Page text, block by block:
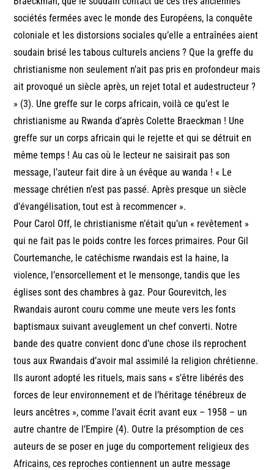
sociétés fermées avec le monde des Européens, la conquête
coloniale et les distorsions sociales qu’elle a entraînées aient
soudain brisé les tabous culturels anciens ? Que la greffe du
christianisme non seulement n’ait pas pris en profondeur mais
ait provoqué un siècle après, un rejet total et audestructeur ?
» (3). Une greffe sur le corps africain, voilà ce qu’est le
christianisme au Rwanda d’après Colette Braeckman ! Une
greffe sur un corps africain qui le rejette et qui se détruit en
même temps ! Au cas où le lecteur ne saisirait pas son
message, l’auteur fait dire à un évêque au wanda ! « Le
message chrétien n’est pas passé. Après presque un siècle
d’évangélisation, tout est à recommencer ».
Pour Carol Off, le christianisme n’était qu’un « revêtement »
qui ne fait pas le poids contre les forces primaires. Pour Gil
Courtemanche, le catéchisme rwandais est la haine, la
violence, l’ensorcellement et le mensonge, tandis que les
églises sont des chambres à gaz. Pour Gourevitch, les
Rwandais auront couru comme une meute vers les fonts
baptismaux suivant aveuglement un chef converti. Notre
bande des quatre convient donc d’une chose ils reprochent
tous aux Rwandais d’avoir mal assimilé la religion chrétienne.
Ils auront adopté les rituels, mais sans « s’être libérés des
forces de leur environnement et de l’héritage ténébreux de
leurs ancêtres », comme l’avait écrit avant eux – 1958 – un
autre chantre de l’Empire (4). Outre la présomption de ces
auteurs de se poser en juge du comportement religieux des
Africains, ces reproches contiennent un autre message